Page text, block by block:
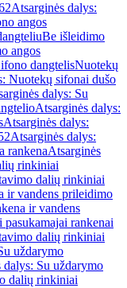
Atsarginės dalys:
angos
Be išleidimo
angos
dangtelisNuotekų
Nuotekų sifonai dušo
dalys: Su
Atsarginės dalys:
Atsarginės dalys:
Atsarginės dalys:
rankenaAtsarginės
rinkiniai
dalių rinkiniai
ir vandens prileidimo
ir vandens
rankenai
dalių rinkiniai
uždarymo
dalys: Su uždarymo
dalių rinkiniai